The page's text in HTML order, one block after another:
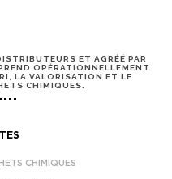
ET AGRÉÉ PAR
OPÉRATIONNELLEMENT
LA VALORISATION ET LE
CHIMIQUES.
CHIMIQUES